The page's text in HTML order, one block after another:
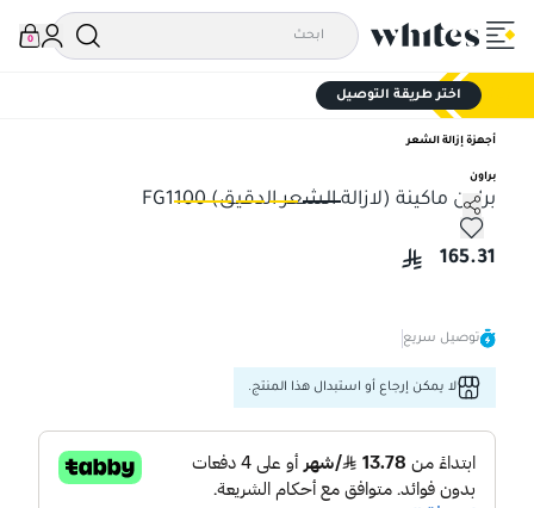
0
اختر طريقة التوصيل
أجهزة إزالة الشعر
براون
براون ماكينة (لازالة الشعر الدقيق) FG1100
براون ماكينة (لازالة الشعر الدقيق) FG1100
165.31
توصيل سريع
لا يمكن إرجاع أو استبدال هذا المنتج.